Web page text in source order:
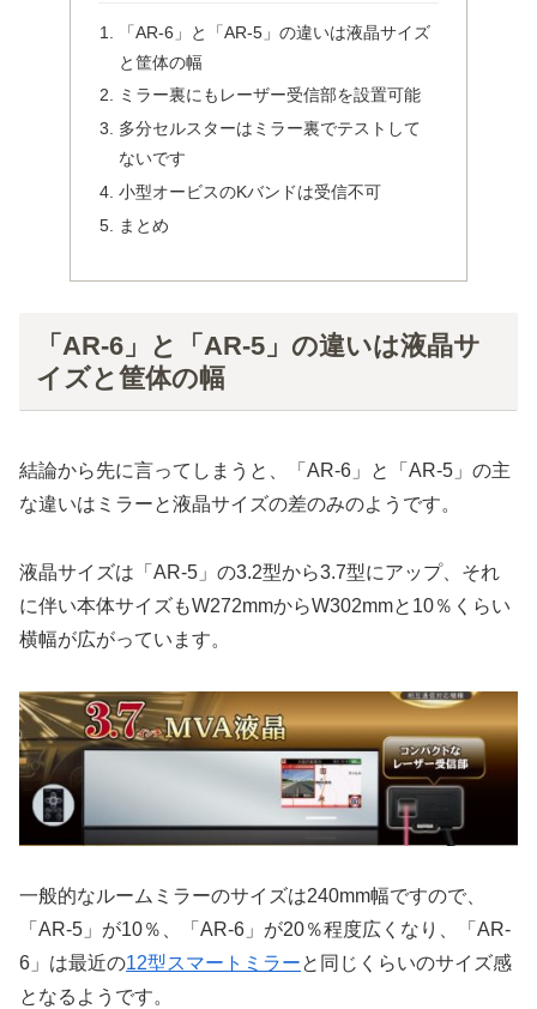
「AR-6」と「AR-5」の違いは液晶サイズ
と筐体の幅
ミラー裏にもレーザー受信部を設置可能
多分セルスターはミラー裏でテストして
ないです
小型オービスのKバンドは受信不可
まとめ
「AR-6」と「AR-5」の違いは液晶サ
イズと筐体の幅
結論から先に言ってしまうと、「AR-6」と「AR-5」の主
な違いはミラーと液晶サイズの差のみのようです。
液晶サイズは「AR-5」の3.2型から3.7型にアップ、それ
に伴い本体サイズもW272mmからW302mmと10％くらい
横幅が広がっています。
一般的なルームミラーのサイズは240mm幅ですので、
「AR-5」が10％、「AR-6」が20％程度広くなり、「AR-
6」は最近の12型スマートミラーと同じくらいのサイズ感
となるようです。